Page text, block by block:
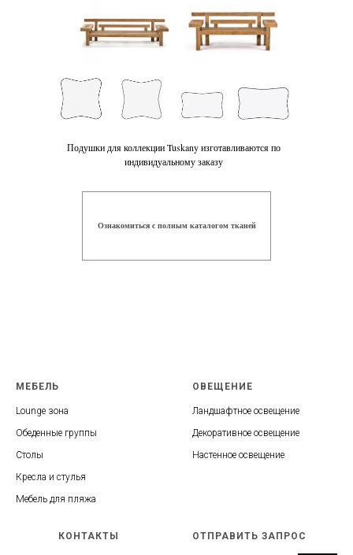
Ознакомиться с полным каталогом тканей
Подушки для коллекции Tuskany изготавливаются по
индивидуальному заказу
МЕБЕЛЬ
Lounge зона
Обеденные группы
Столы
Кресла и стулья
Мебель для пляжа
ОВЕЩЕНИЕ
Ландшафтное освещение
Декоративное освещение
Настенное освещение
КОНТАКТЫ ОТПРАВИТЬ ЗАПРОС